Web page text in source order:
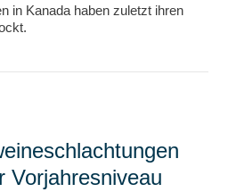
in Kanada haben zuletzt ihren
Vorjahresniveau